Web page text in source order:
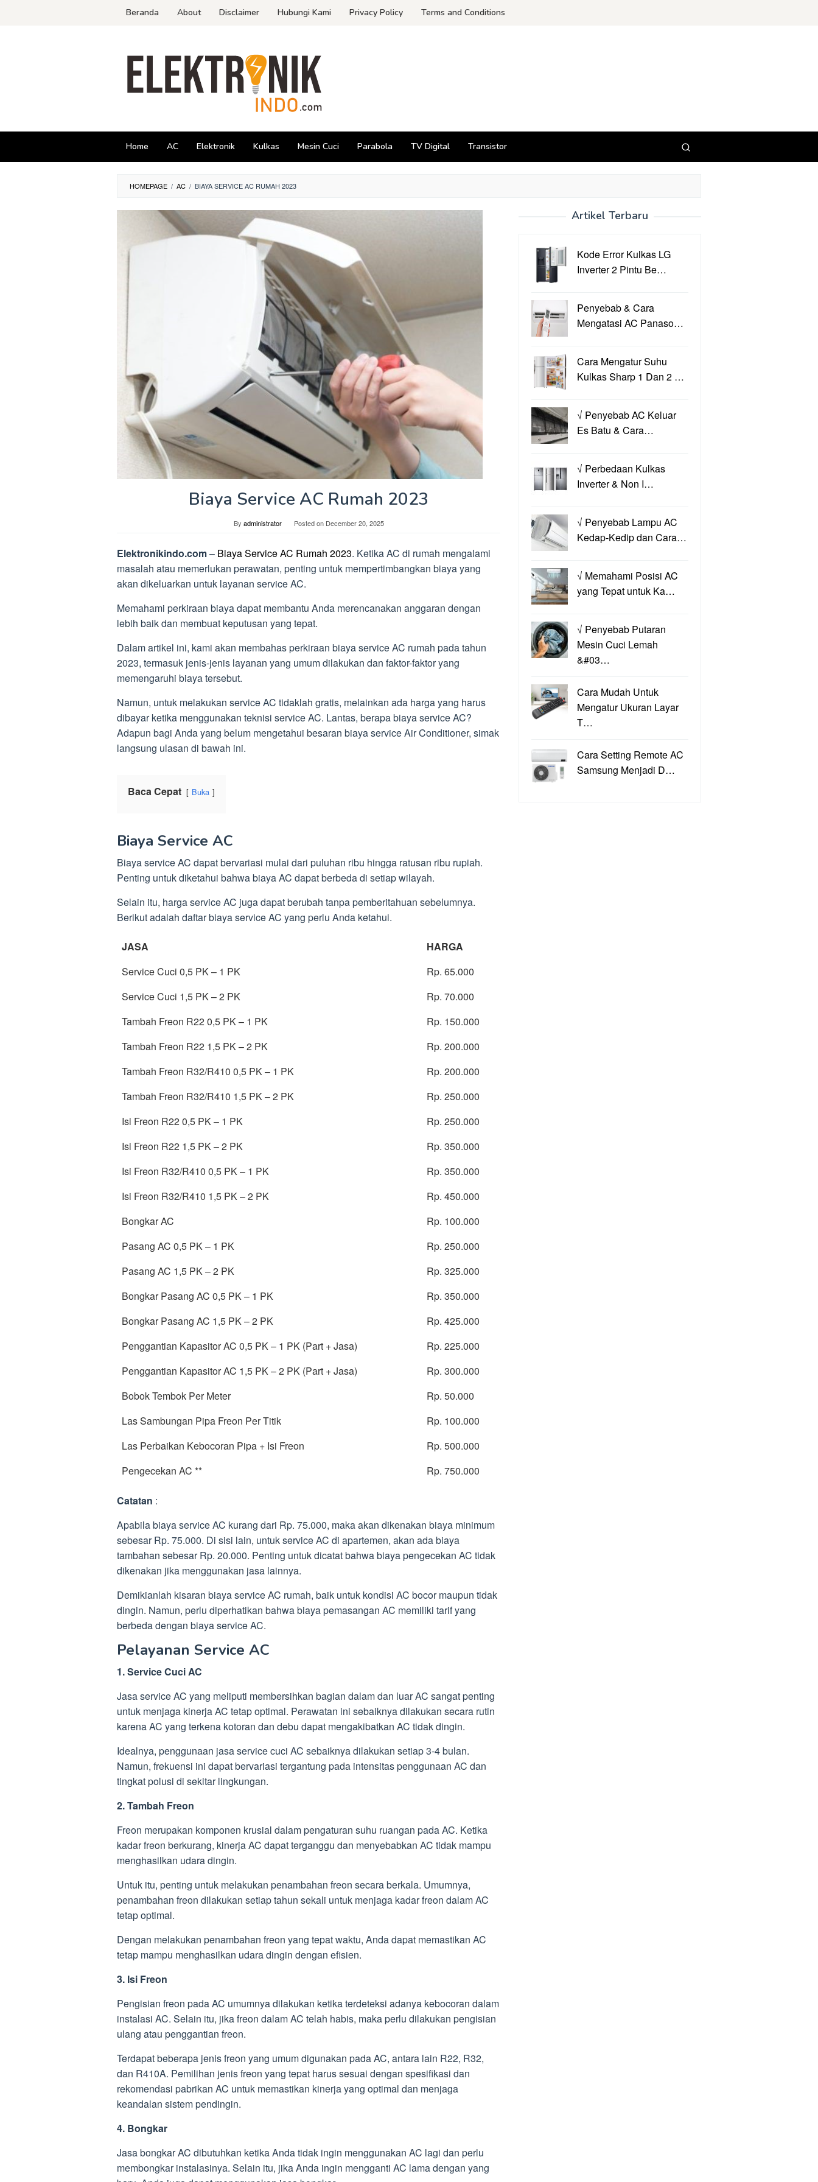
Beranda About Disclaimer Hubungi Kami Privacy Policy Terms and Conditions
Home AC Elektronik Kulkas Mesin Cuci Parabola TV Digital Transistor
HOMEPAGE / AC / BIAYA SERVICE AC RUMAH 2023
Biaya Service AC Rumah 2023
By administrator Posted on December 20, 2025
Elektronikindo.com– Biaya Service AC Rumah 2023. Ketika AC di rumah mengalami
masalah atau memerlukan perawatan, penting untuk mempertimbangkan biaya yang
akan dikeluarkan untuk layanan service AC.
Memahami perkiraan biaya dapat membantu Anda merencanakan anggaran dengan
lebih baik dan membuat keputusan yang tepat.
Dalam artikel ini, kami akan membahas perkiraan biaya service AC rumah pada tahun
2023, termasuk jenis-jenis layanan yang umum dilakukan dan faktor-faktor yang
memengaruhi biaya tersebut.
Namun, untuk melakukan service AC tidaklah gratis, melainkan ada harga yang harus
dibayar ketika menggunakan teknisi service AC. Lantas, berapa biaya service AC?
Adapun bagi Anda yang belum mengetahui besaran biaya service Air Conditioner, simak
langsung ulasan di bawah ini.
Baca Cepat Buka
Biaya Service AC
Biaya service AC dapat bervariasi mulai dari puluhan ribu hingga ratusan ribu rupiah.
Penting untuk diketahui bahwa biaya AC dapat berbeda di setiap wilayah.
Selain itu, harga service AC juga dapat berubah tanpa pemberitahuan sebelumnya.
Berikut adalah daftar biaya service AC yang perlu Anda ketahui.
JASA
HARGA
Service Cuci 0,5 PK – 1 PK
Rp. 65.000
Service Cuci 1,5 PK – 2 PK
Rp. 70.000
Tambah Freon R22 0,5 PK – 1 PK
Rp. 150.000
Tambah Freon R22 1,5 PK – 2 PK
Rp. 200.000
Tambah Freon R32/R410 0,5 PK – 1 PK
Rp. 200.000
Tambah Freon R32/R410 1,5 PK – 2 PK
Rp. 250.000
Isi Freon R22 0,5 PK – 1 PK
Rp. 250.000
Isi Freon R22 1,5 PK – 2 PK
Rp. 350.000
Isi Freon R32/R410 0,5 PK – 1 PK
Rp. 350.000
Isi Freon R32/R410 1,5 PK – 2 PK
Rp. 450.000
Bongkar AC
Rp. 100.000
Pasang AC 0,5 PK – 1 PK
Rp. 250.000
Pasang AC 1,5 PK – 2 PK
Rp. 325.000
Bongkar Pasang AC 0,5 PK – 1 PK
Rp. 350.000
Bongkar Pasang AC 1,5 PK – 2 PK
Rp. 425.000
Penggantian Kapasitor AC 0,5 PK – 1 PK (Part + Jasa)
Rp. 225.000
Penggantian Kapasitor AC 1,5 PK – 2 PK (Part + Jasa)
Rp. 300.000
Bobok Tembok Per Meter
Rp. 50.000
Las Sambungan Pipa Freon Per Titik
Rp. 100.000
Las Perbaikan Kebocoran Pipa + Isi Freon
Rp. 500.000
Pengecekan AC **
Rp. 750.000
Catatan :
Apabila biaya service AC kurang dari Rp. 75.000, maka akan dikenakan biaya minimum
sebesar Rp. 75.000. Di sisi lain, untuk service AC di apartemen, akan ada biaya
tambahan sebesar Rp. 20.000. Penting untuk dicatat bahwa biaya pengecekan AC tidak
dikenakan jika menggunakan jasa lainnya.
Demikianlah kisaran biaya service AC rumah, baik untuk kondisi AC bocor maupun tidak
dingin. Namun, perlu diperhatikan bahwa biaya pemasangan AC memiliki tarif yang
berbeda dengan biaya service AC.
Pelayanan Service AC
1. Service Cuci AC
Jasa service AC yang meliputi membersihkan bagian dalam dan luar AC sangat penting
untuk menjaga kinerja AC tetap optimal. Perawatan ini sebaiknya dilakukan secara rutin
karena AC yang terkena kotoran dan debu dapat mengakibatkan AC tidak dingin.
Idealnya, penggunaan jasa service cuci AC sebaiknya dilakukan setiap 3-4 bulan.
Namun, frekuensi ini dapat bervariasi tergantung pada intensitas penggunaan AC dan
tingkat polusi di sekitar lingkungan.
2. Tambah Freon
Freon merupakan komponen krusial dalam pengaturan suhu ruangan pada AC. Ketika
kadar freon berkurang, kinerja AC dapat terganggu dan menyebabkan AC tidak mampu
menghasilkan udara dingin.
Untuk itu, penting untuk melakukan penambahan freon secara berkala. Umumnya,
penambahan freon dilakukan setiap tahun sekali untuk menjaga kadar freon dalam AC
tetap optimal.
Dengan melakukan penambahan freon yang tepat waktu, Anda dapat memastikan AC
tetap mampu menghasilkan udara dingin dengan efisien.
3. Isi Freon
Pengisian freon pada AC umumnya dilakukan ketika terdeteksi adanya kebocoran dalam
instalasi AC. Selain itu, jika freon dalam AC telah habis, maka perlu dilakukan pengisian
ulang atau penggantian freon.
Terdapat beberapa jenis freon yang umum digunakan pada AC, antara lain R22, R32,
dan R410A. Pemilihan jenis freon yang tepat harus sesuai dengan spesifikasi dan
rekomendasi pabrikan AC untuk memastikan kinerja yang optimal dan menjaga
keandalan sistem pendingin.
4. Bongkar
Jasa bongkar AC dibutuhkan ketika Anda tidak ingin menggunakan AC lagi dan perlu
membongkar instalasinya. Selain itu, jika Anda ingin mengganti AC lama dengan yang
Artikel Terbaru
Kode Error Kulkas LG
Inverter 2 Pintu Be…
Penyebab & Cara
Mengatasi AC Panaso…
Cara Mengatur Suhu
Kulkas Sharp 1 Dan 2 …
√ Penyebab AC Keluar
Es Batu & Cara…
√ Perbedaan Kulkas
Inverter & Non I…
√ Penyebab Lampu AC
Kedap-Kedip dan Cara…
√ Memahami Posisi AC
yang Tepat untuk Ka…
√ Penyebab Putaran
Mesin Cuci Lemah
&#03…
Cara Mudah Untuk
Mengatur Ukuran Layar
T…
Cara Setting Remote AC
Samsung Menjadi D…